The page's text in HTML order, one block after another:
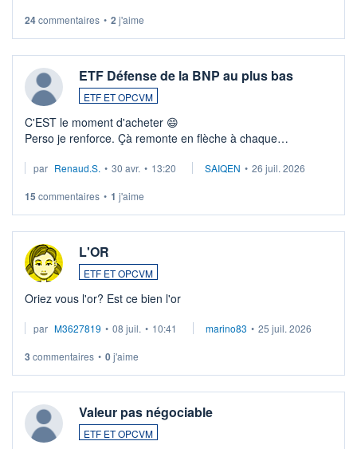
24commentaires • 2 j'aime
ETF Défense de la BNP au plus bas
ETF ET OPCVM
C'EST le moment d'acheter 😄​
Perso je renforce. Çà remonte en flèche à chaque
Investissement long terme tip top pour sa retraite.
par Renaud.S. • 30 avr. • 13:20 SAIQEN • 26 juil. 2026
15 commentaires • 1 j'aime
L'OR
ETF ET OPCVM
Oriez vous l'or? Est ce bien l'or
par M3627819 • 08 juil. • 10:41 marino83 • 25 juil. 2026
3 commentaires • 0j'aime
Valeur pas négociable
ETF ET OPCVM